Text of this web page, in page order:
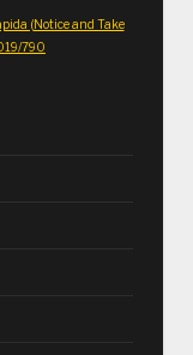
(Notice and Take
790